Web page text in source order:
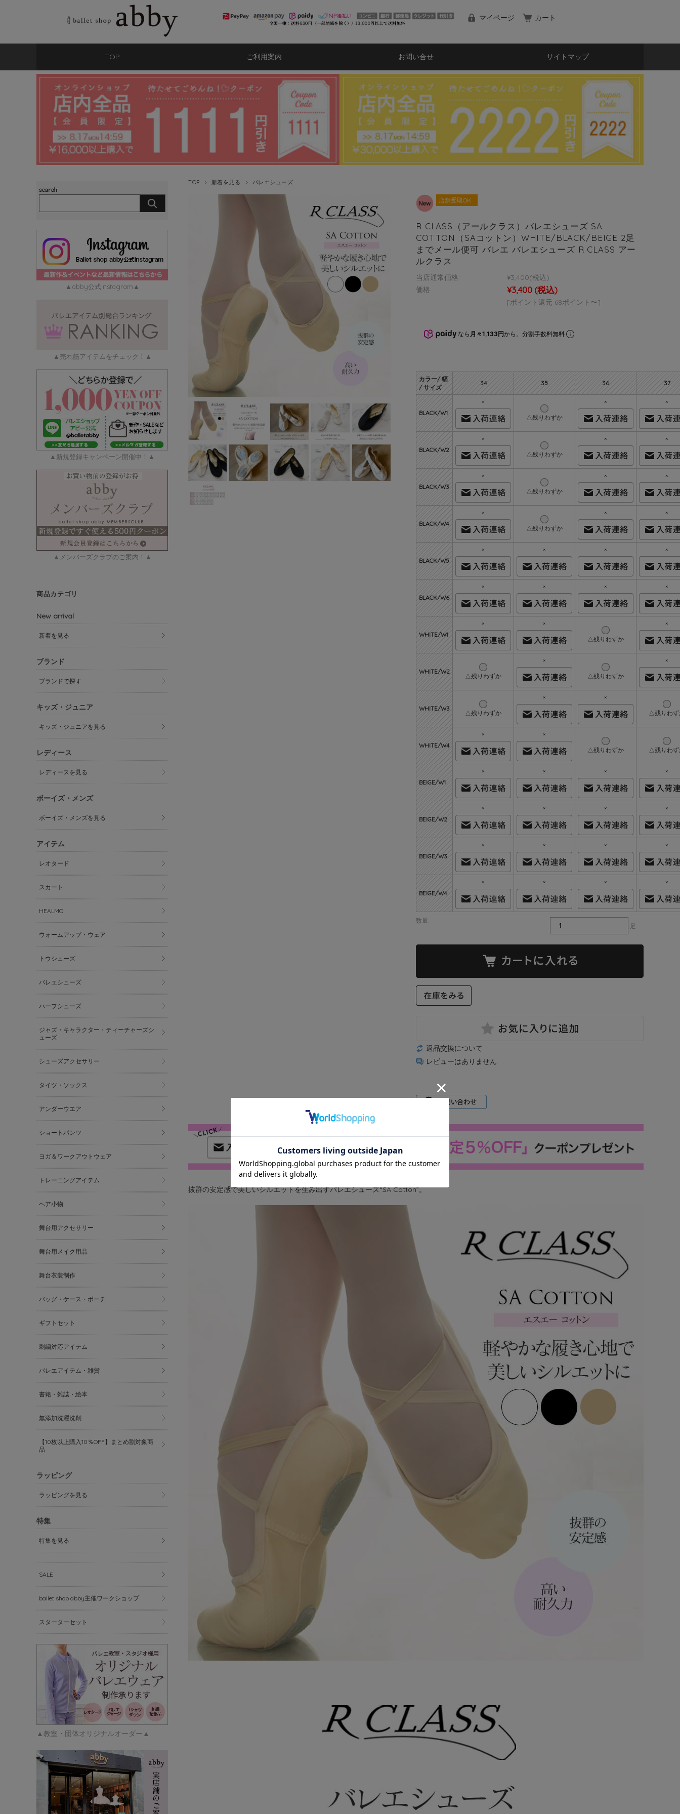
マイページ カート
TOP ご利用案内 お問い合せ サイトマップ
TOP 新着を見る バレエシューズ
店舗受取OK
R CLASS（アールクラス）バレエシューズ SA
COTTON（SAコットン）WHITE/BLACK/BEIGE 2足
までメール便可 バレエ バレエシューズ R CLASS アー
ルクラス
当店通常価格: ¥3,400(税込)
価格:
¥3,400 (税込)
[ポイント還元 68ポイント〜]
なら 月々1,133円から。分割手数料無料
カラー/ 幅
/ サイズ
34 35 36 37
BLACK/W1
×
△残りわずか
× ×
BLACK/W2
×
△残りわずか
× ×
BLACK/W3
×
△残りわずか
× ×
BLACK/W4
×
△残りわずか
× ×
BLACK/W5
× × × ×
BLACK/W6
× × × ×
WHITE/W1
× ×
△残りわずか
×
WHITE/W2
△残りわずか
×
△残りわずか
×
WHITE/W3
△残りわずか
× ×
△残りわず
WHITE/W4
× ×
△残りわずか △残りわず
BEIGE/W1
× × × ×
BEIGE/W2
× × × ×
BEIGE/W3
× × × ×
BEIGE/W4
× × × ×
数量:
足
返品交換について
レビューはありません
抜群の安定感で美しいシルエットを生み出すバレエシューズ“SA Cotton”。
▲abby公式Instagram▲
▲売れ筋アイテムをチェック！▲
▲新規登録キャンペーン開催中！▲
▲メンバーズクラブのご案内！▲
商品カテゴリ
New arrival
新着を見る
ブランド
ブランドで探す
キッズ・ジュニア
キッズ・ジュニアを見る
レディース
レディースを見る
ボーイズ・メンズ
ボーイズ・メンズを見る
アイテム
レオタード
スカート
HEALMO
ウォームアップ・ウェア
トウシューズ
バレエシューズ
ハーフシューズ
ジャズ・キャラクター・ティーチャーズシ
ューズ
シューズアクセサリー
タイツ・ソックス
アンダーウエア
ショートパンツ
ヨガ＆ワークアウトウェア
トレーニングアイテム
ヘア小物
舞台用アクセサリー
舞台用メイク用品
舞台衣装制作
バッグ・ケース・ポーチ
ギフトセット
刺繍対応アイテム
バレエアイテム・雑貨
書籍・雑誌・絵本
無添加洗濯洗剤
【10枚以上購入10％OFF】まとめ割対象商
品
ラッピング
ラッピングを見る
特集
特集を見る
SALE
ballet shop abby主催ワークショップ
スターターセット
▲教室・団体オリジナルオーダー▲